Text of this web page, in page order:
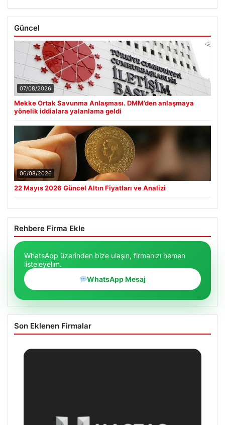
Güncel
07/08/2026
Mekke Ortak Savunma Anlaşması. DMM’den anlaşmaya
yönelik iddialara yalanlama geldi
06/08/2026
22 Mayıs 2026 Güncel Altın Fiyatları ve Analizi
Rehbere Firma Ekle
WhatsApp üzerinden bize ulaşın, firmanızı hemen
listeleyelim.
WhatsApp Mesaj
Son Eklenen Firmalar